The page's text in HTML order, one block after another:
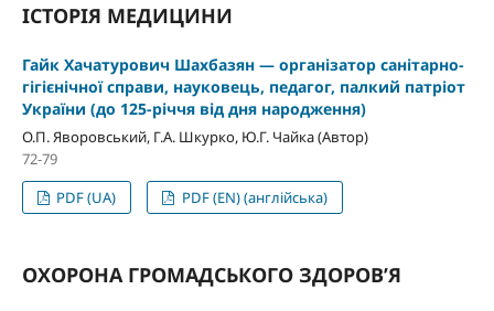
ІСТОРІЯ МЕДИЦИНИ
Гайк Хачатурович Шахбазян — організатор санітарно-
гігієнічної справи, науковець, педагог, палкий патріот
України (до 125-рiччя від дня народження)
О.П. Яворовський, Г.А. Шкурко, Ю.Г. Чайка (Автор)
72-79
PDF (UA)
PDF (EN) (англійська)
ОХОРОНА ГРОМАДСЬКОГО ЗДОРОВ’Я